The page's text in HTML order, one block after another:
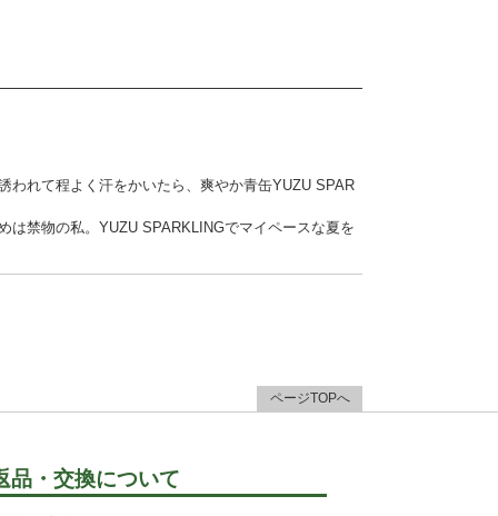
われて程よく汗をかいたら、爽やか青缶YUZU SPAR
は禁物の私。YUZU SPARKLINGでマイペースな夏を
ページTOPへ